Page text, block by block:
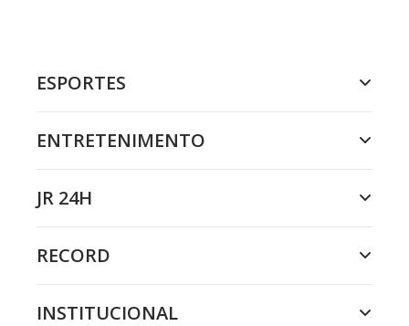
ESPORTES
ENTRETENIMENTO
JR 24H
RECORD
INSTITUCIONAL